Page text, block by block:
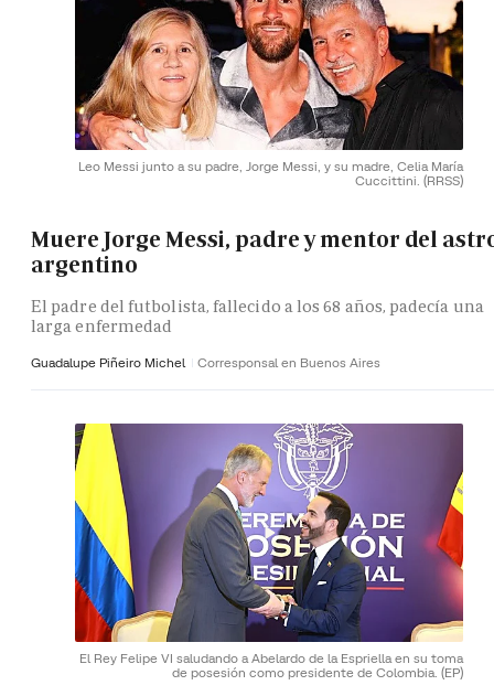
Leo Messi junto a su padre, Jorge Messi, y su madre, Celia María
Cuccittini. (RRSS)
Muere Jorge Messi, padre y mentor del
argentino
El padre del futbolista, fallecido a los 68 años, padecía una
larga enfermedad
Guadalupe Piñeiro Michel Corresponsal en Buenos Aires
El Rey Felipe VI saludando a Abelardo de la Espriella en su toma
de posesión como presidente de Colombia. (EP)